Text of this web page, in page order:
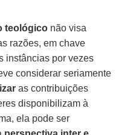
teológico não visa
razões, em chave
instâncias por vezes
considerar seriamente
as contribuições
disponibilizam à
ela pode ser